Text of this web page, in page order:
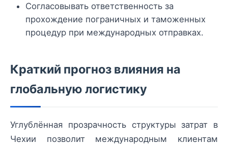
Согласовывать ответственность за
прохождение пограничных и таможенных
процедур при международных отправках.
Краткий прогноз влияния на
глобальную логистику
Углублённая прозрачность структуры затрат в
Чехии позволит международным клиентам